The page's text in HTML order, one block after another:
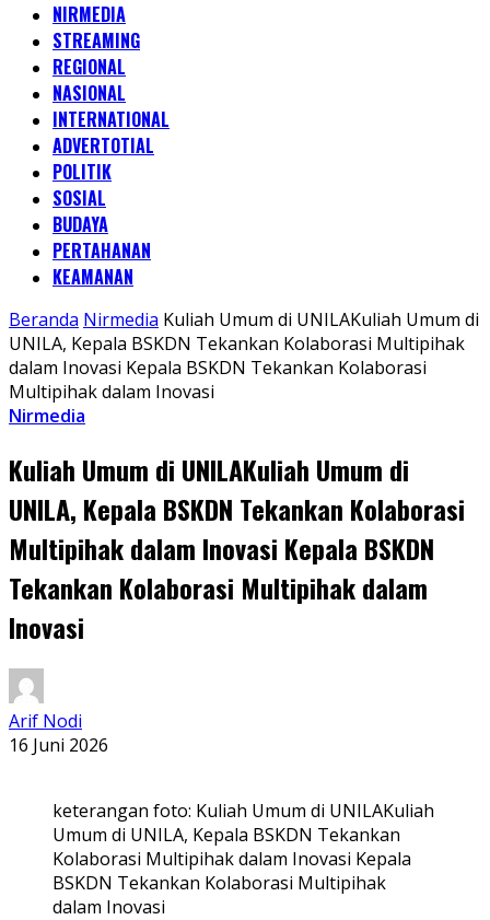
NIRMEDIA
STREAMING
REGIONAL
NASIONAL
INTERNATIONAL
ADVERTOTIAL
POLITIK
SOSIAL
BUDAYA
PERTAHANAN
KEAMANAN
Beranda Nirmedia Kuliah Umum di UNILAKuliah Umum di
UNILA, Kepala BSKDN Tekankan Kolaborasi Multipihak
dalam Inovasi Kepala BSKDN Tekankan Kolaborasi
Multipihak dalam Inovasi
Nirmedia
Kuliah Umum di UNILAKuliah Umum di
UNILA, Kepala BSKDN Tekankan Kolaborasi
Multipihak dalam Inovasi Kepala BSKDN
Tekankan Kolaborasi Multipihak dalam
Inovasi
Arif Nodi
16 Juni 2026
keterangan foto: Kuliah Umum di UNILAKuliah
Umum di UNILA, Kepala BSKDN Tekankan
Kolaborasi Multipihak dalam Inovasi Kepala
BSKDN Tekankan Kolaborasi Multipihak
dalam Inovasi